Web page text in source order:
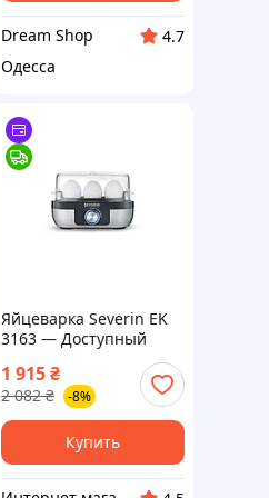
Dream Shop
4.7
Одесса
Яйцеварка Severin EK
3163 — Доступный
1 915₴
2 082 ₴ -8%
Купить